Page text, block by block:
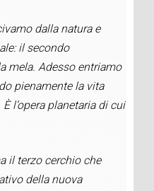
dalla natura e
il secondo
mela. Adesso entriamo
pienamente la vita
l’opera planetaria di cui
il terzo cerchio che
della nuova